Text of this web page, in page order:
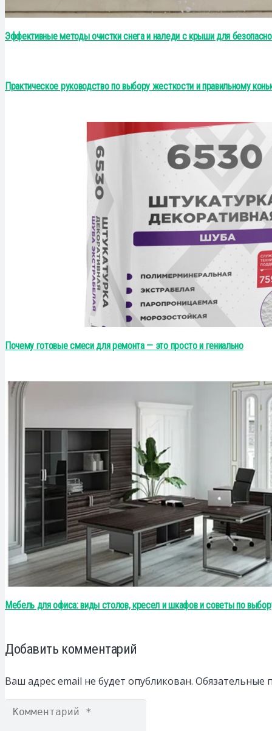
Эффективные методы очистки снега и наледи с крыши для
Практическое руководство по выбору жесткости и правильному
Почему готовые смеси для ремонта — это просто и гениально
Мебель для офиса: виды столов, кресел и шкафов и советы по
Добавить комментарий
Ваш адрес email не будет опубликован. Обязательные